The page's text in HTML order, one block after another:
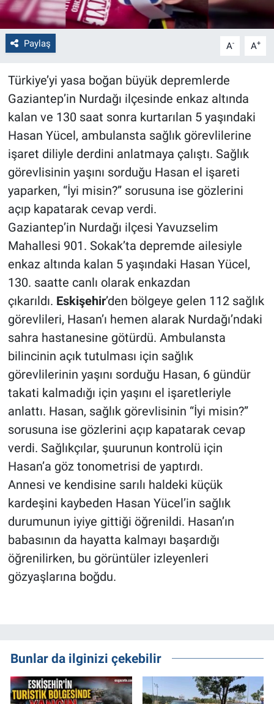
Paylaş A- A+
Türkiye’yi yasa boğan büyük depremlerde
Gaziantep’in Nurdağı ilçesinde enkaz altında
kalan ve 130 saat sonra kurtarılan 5 yaşındaki
Hasan Yücel, ambulansta sağlık görevlilerine
işaret diliyle derdini anlatmaya çalıştı. Sağlık
görevlisinin yaşını sorduğu Hasan el işareti
yaparken, “İyi misin?” sorusuna ise gözlerini
açıp kapatarak cevap verdi.
Gaziantep’in Nurdağı ilçesi Yavuzselim
Mahallesi 901. Sokak’ta depremde ailesiyle
enkaz altında kalan 5 yaşındaki Hasan Yücel,
130. saatte canlı olarak enkazdan
çıkarıldı. Eskişehir’den bölgeye gelen 112 sağlık
görevlileri, Hasan’ı hemen alarak Nurdağı’ndaki
sahra hastanesine götürdü. Ambulansta
bilincinin açık tutulması için sağlık
görevlilerinin yaşını sorduğu Hasan, 6 gündür
takati kalmadığı için yaşını el işaretleriyle
anlattı. Hasan, sağlık görevlisinin “İyi misin?”
sorusuna ise gözlerini açıp kapatarak cevap
verdi. Sağlıkçılar, şuurunun kontrolü için
Hasan’a göz tonometrisi de yaptırdı.
Annesi ve kendisine sarılı haldeki küçük
kardeşini kaybeden Hasan Yücel’in sağlık
durumunun iyiye gittiği öğrenildi. Hasan’ın
babasının da hayatta kalmayı başardığı
öğrenilirken, bu görüntüler izleyenleri
gözyaşlarına boğdu.
Bunlar da ilginizi çekebilir
Genel
Çevre
Yerel
Magazin
Bilim ve Teknoloji